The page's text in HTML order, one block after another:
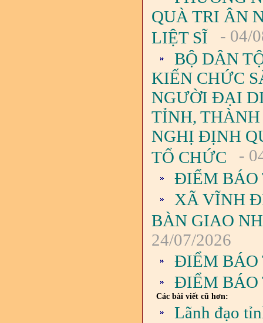
QUÀ TRI ÂN
LIỆT SĨ
- 04/
BỘ DÂN
KIẾN CHỨC
NGƯỜI ĐẠI
TỈNH,
NGHỊ ĐỊNH
TỔ CHỨC
-
ĐIỂM BÁO
XÃ VĨNH
BÀN GIAO
24/07/2026
ĐIỂM BÁO
ĐIỂM BÁO
Các bài viết cũ hơn:
Lãnh đạo